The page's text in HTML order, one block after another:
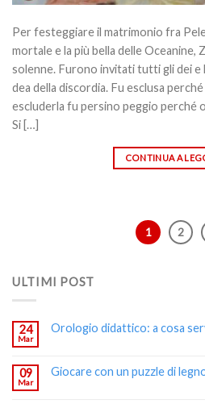
Per festeggiare il matrimonio fra
mortale e la più bella delle
solenne. Furono invitati tutti gli dei e
dea della discordia. Fu esclusa
escluderla fu persino peggio perché
Si […]
CONTINUA A
1 2
ULTIMI POST
24
Mar
Orologio didattico: a cosa
09
Mar
Giocare con un puzzle di